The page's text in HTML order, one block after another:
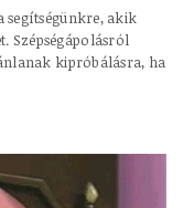
segítségünkre, akik
Szépségápolásról
kipróbálásra, ha